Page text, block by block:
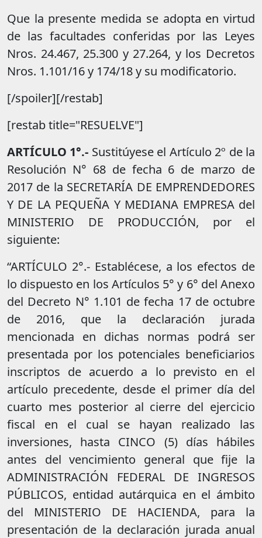
Que la presente medida se adopta en virtud
de las facultades conferidas por las Leyes
Nros. 24.467, 25.300 y 27.264, y los Decretos
Nros. 1.101/16 y 174/18 y su modificatorio.
[/spoiler][/restab]
[restab title="RESUELVE"]
ARTÍCULO 1°.- Sustitúyese el Artículo 2º de la
Resolución N° 68 de fecha 6 de marzo de
2017 de la SECRETARÍA DE EMPRENDEDORES
Y DE LA PEQUEÑA Y MEDIANA EMPRESA del
MINISTERIO DE PRODUCCIÓN, por el
siguiente:
“ARTÍCULO 2°.- Establécese, a los efectos de
lo dispuesto en los Artículos 5° y 6° del Anexo
del Decreto N° 1.101 de fecha 17 de octubre
de 2016, que la declaración jurada
mencionada en dichas normas podrá ser
presentada por los potenciales beneficiarios
inscriptos de acuerdo a lo previsto en el
artículo precedente, desde el primer día del
cuarto mes posterior al cierre del ejercicio
fiscal en el cual se hayan realizado las
inversiones, hasta CINCO (5) días hábiles
antes del vencimiento general que fije la
ADMINISTRACIÓN FEDERAL DE INGRESOS
PÚBLICOS, entidad autárquica en el ámbito
del MINISTERIO DE HACIENDA, para la
presentación de la declaración jurada anual